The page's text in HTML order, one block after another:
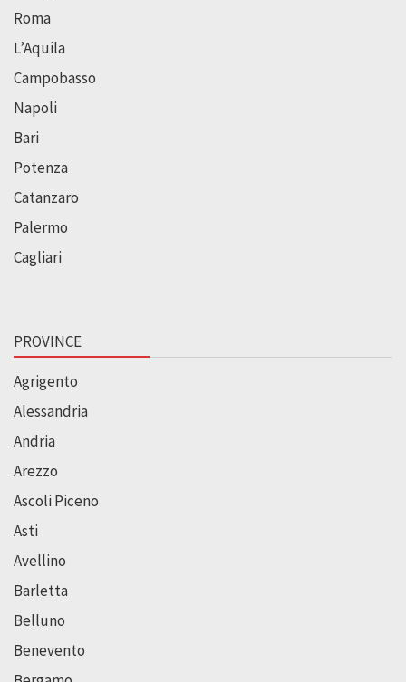
Roma
L’Aquila
Campobasso
Napoli
Bari
Potenza
Catanzaro
Palermo
Cagliari
PROVINCE
Agrigento
Alessandria
Andria
Arezzo
Ascoli Piceno
Asti
Avellino
Barletta
Belluno
Benevento